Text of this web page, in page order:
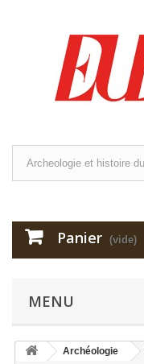
Panier (vide)
MENU
Archéologie